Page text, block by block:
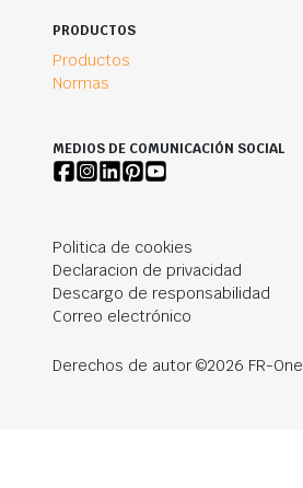
PRODUCTOS
Productos
Normas
MEDIOS DE COMUNICACIÓN SOCIAL
Politica de cookies
Declaracion de privacidad
Descargo de responsabilidad
Correo electrónico
Derechos de autor ©2026 FR-One